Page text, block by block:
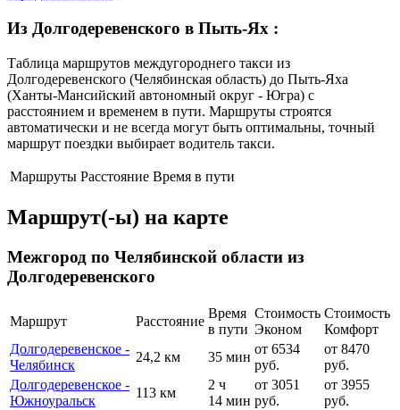
Из Долгодеревенского в Пыть-Ях :
Таблица маршрутов междугороднего такси из
Долгодеревенского (Челябинская область) до Пыть-Яха
(Ханты-Мансийский автономный округ - Югра) с
расстоянием и временем в пути. Маршруты строятся
автоматически и не всегда могут быть оптимальны, точный
маршрут поездки выбирает водитель такси.
Маршруты Расстояние Время в пути
Маршрут(-ы) на карте
Межгород по Челябинской области из
Долгодеревенского
Маршрут Расстояние
Время
в пути
Стоимость
Эконом
Стоимость
Комфорт
Долгодеревенское -
Челябинск
24,2 км 35 мин
от 6534
руб.
от 8470
руб.
Долгодеревенское -
Южноуральск
113 км
2 ч
14 мин
от 3051
руб.
от 3955
руб.